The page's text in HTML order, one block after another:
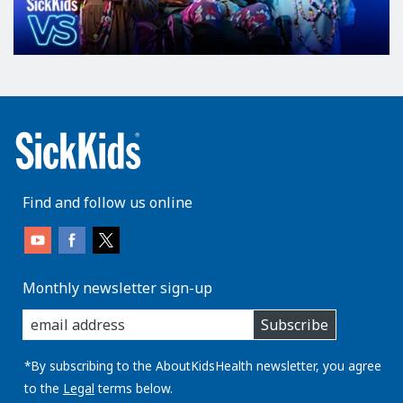
Find and follow us online
Monthly newsletter sign-up
enter
you
email
address:
Subscribe
*By subscribing to the AboutKidsHealth newsletter, you agree
to the Legal terms below.